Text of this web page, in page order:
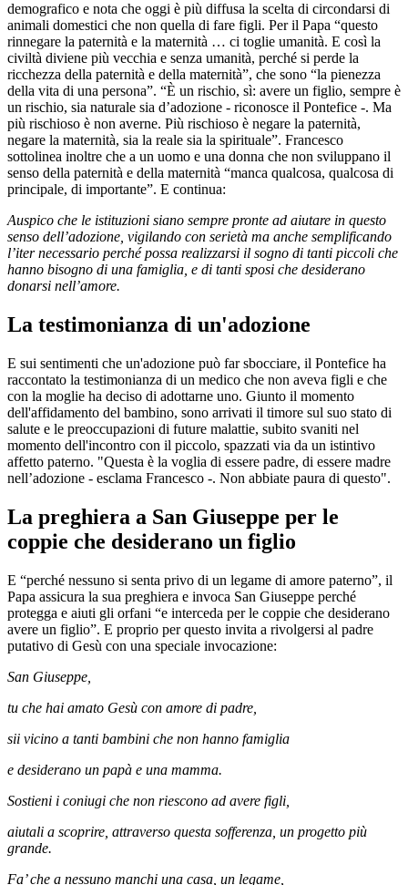
demografico e nota che oggi è più diffusa la scelta di circondarsi di
animali domestici che non quella di fare figli. Per il Papa “questo
rinnegare la paternità e la maternità … ci toglie umanità. E così la
civiltà diviene più vecchia e senza umanità, perché si perde la
ricchezza della paternità e della maternità”, che sono “la pienezza
della vita di una persona”. “È un rischio, sì: avere un figlio, sempre è
un rischio, sia naturale sia d’adozione - riconosce il Pontefice -. Ma
più rischioso è non averne. Più rischioso è negare la paternità,
negare la maternità, sia la reale sia la spirituale”. Francesco
sottolinea inoltre che a un uomo e una donna che non sviluppano il
senso della paternità e della maternità “manca qualcosa, qualcosa di
principale, di importante”. E continua:
Auspico che le istituzioni siano sempre pronte ad aiutare in questo
senso dell’adozione, vigilando con serietà ma anche semplificando
l’iter necessario perché possa realizzarsi il sogno di tanti piccoli che
hanno bisogno di una famiglia, e di tanti sposi che desiderano
donarsi nell’amore.
La testimonianza di un'adozione
E sui sentimenti che un'adozione può far sbocciare, il Pontefice ha
raccontato la testimonianza di un medico che non aveva figli e che
con la moglie ha deciso di adottarne uno. Giunto il momento
dell'affidamento del bambino, sono arrivati il timore sul suo stato di
salute e le preoccupazioni di future malattie, subito svaniti nel
momento dell'incontro con il piccolo, spazzati via da un istintivo
affetto paterno. "Questa è la voglia di essere padre, di essere madre
nell’adozione - esclama Francesco -. Non abbiate paura di questo".
La preghiera a San Giuseppe per le
coppie che desiderano un figlio
E “perché nessuno si senta privo di un legame di amore paterno”, il
Papa assicura la sua preghiera e invoca San Giuseppe perché
protegga e aiuti gli orfani “e interceda per le coppie che desiderano
avere un figlio”. E proprio per questo invita a rivolgersi al padre
putativo di Gesù con una speciale invocazione:
San Giuseppe,
tu che hai amato Gesù con amore di padre,
sii vicino a tanti bambini che non hanno famiglia
e desiderano un papà e una mamma.
Sostieni i coniugi che non riescono ad avere figli,
aiutali a scoprire, attraverso questa sofferenza, un progetto più
grande.
Fa’ che a nessuno manchi una casa, un legame,